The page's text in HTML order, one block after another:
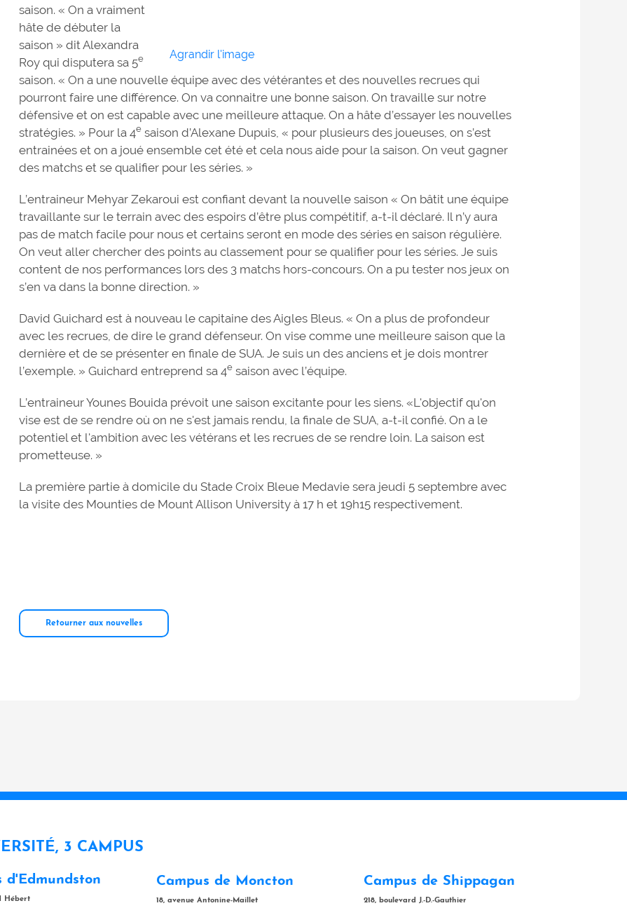
Agrandir l'image
saison. « On a vraiment
hâte de débuter la
saison » dit Alexandra
Roy qui disputera sa 5e
saison. « On a une nouvelle équipe avec des vétérantes et des nouvelles recrues qui
pourront faire une différence. On va connaitre une bonne saison. On travaille sur notre
défensive et on est capable avec une meilleure attaque. On a hâte d’essayer les nouvelles
stratégies. » Pour la 4esaison d’Alexane Dupuis, « pour plusieurs des joueuses, on s’est
entrainées et on a joué ensemble cet été et cela nous aide pour la saison. On veut gagner
des matchs et se qualifier pour les séries. »
L’entraineur Mehyar Zekaroui est confiant devant la nouvelle saison « On bâtit une équipe
travaillante sur le terrain avec des espoirs d’être plus compétitif, a-t-il déclaré. Il n’y aura
pas de match facile pour nous et certains seront en mode des séries en saison régulière.
On veut aller chercher des points au classement pour se qualifier pour les séries. Je suis
content de nos performances lors des 3 matchs hors-concours. On a pu tester nos jeux on
s’en va dans la bonne direction. »
David Guichard est à nouveau le capitaine des Aigles Bleus. « On a plus de profondeur
avec les recrues, de dire le grand défenseur. On vise comme une meilleure saison que la
dernière et de se présenter en finale de SUA. Je suis un des anciens et je dois montrer
l’exemple. » Guichard entreprend sa 4esaison avec l’équipe.
L’entraineur Younes Bouida prévoit une saison excitante pour les siens. «L'objectif qu'on
vise est de se rendre où on ne s'est jamais rendu, la finale de SUA, a-t-il confié. On a le
potentiel et l'ambition avec les vétérans et les recrues de se rendre loin. La saison est
prometteuse. »
La première partie à domicile du Stade Croix Bleue Medavie sera jeudi 5 septembre avec
la visite des Mounties de Mount Allison University à 17 h et 19h15 respectivement.
Retourner aux nouvelles
3 CAMPUS
d'Edmundston
Hébert
Campus de Moncton
18, avenue Antonine-Maillet
Campus de Shippagan
218, boulevard J.-D.-Gauthier